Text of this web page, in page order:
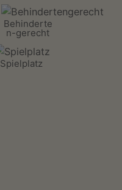
Behinderte
n-gerecht
Spielplatz